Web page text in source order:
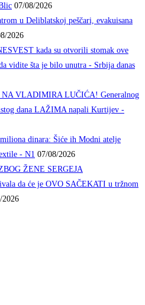
07/08/2026
u Deliblatskoj peščari, evakuisana
2026
kada su otvorili stomak ove
vidite šta je bilo unutra - Srbija danas
VLADIMIRA LUČIĆA! Generalnog
dana LAŽIMA napali Kurtijev -
dinara: Šiće ih Modni atelje
- N1 07/08/2026
ŽENE SERGEJA
da će je OVO SAČEKATI u tržnom
2026